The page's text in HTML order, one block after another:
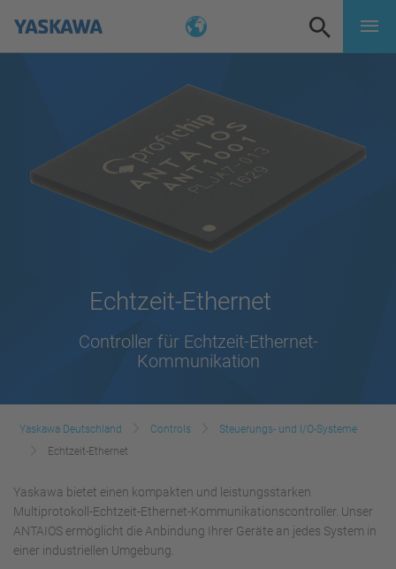
Echtzeit-Ethernet
Controller für Echtzeit-Ethernet-
Kommunikation
Yaskawa Deutschland Controls
Steuerungs- und I/O-Systeme
Echtzeit-Ethernet
Yaskawa bietet einen kompakten und leistungsstarken
Multiprotokoll-Echtzeit-Ethernet-Kommunikationscontroller. Unser
ANTAIOS ermöglicht die Anbindung Ihrer Geräte an jedes System in
einer industriellen Umgebung.